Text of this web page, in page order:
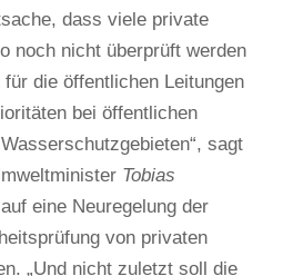
dass viele private
noch nicht überprüft werden
die öffentlichen Leitungen
bei öffentlichen
sagt
Tobias
eine Neuregelung der
von privaten
„Und nicht zuletzt soll die